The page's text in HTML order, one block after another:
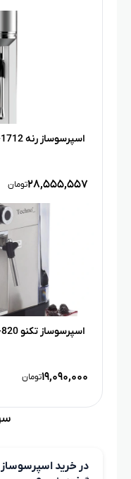
اسپرسوساز رنه REM-1712
۲۸,۵۵۵,۵۵۷تومان
اسپرسوساز تکنو Te-820 استیل
۱۹,۰۹۰,۰۰۰تومان
در خرید اسپرسوساز